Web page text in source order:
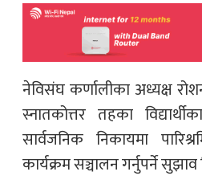
नेविसंघ कर्णालीका अध्यक्ष
स्नातकोत्तर तहका
सार्वजनिक निकायमा
कार्यक्रम सञ्चालन गर्नुपर्ने